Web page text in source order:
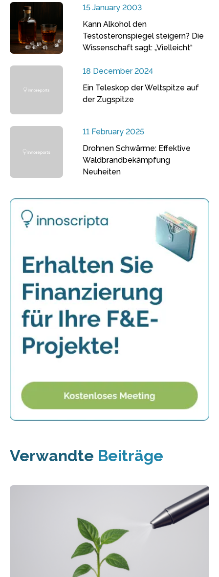
15 January 2003
Kann Alkohol den
Testosteronspiegel steigern? Die
Wissenschaft sagt: „Vielleicht“
18 December 2024
Ein Teleskop der Weltspitze auf
der Zugspitze
11 February 2025
Drohnen Schwärme: Effektive
Waldbrandbekämpfung
Neuheiten
Verwandte Beiträge